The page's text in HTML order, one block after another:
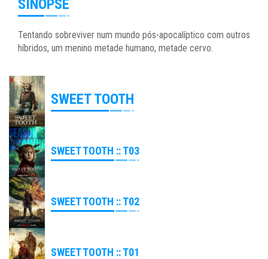
SINOPSE
Tentando sobreviver num mundo pós-apocalíptico com outros
híbridos, um menino metade humano, metade cervo.
SWEET TOOTH
SWEET TOOTH :: T03
SWEET TOOTH :: T02
SWEET TOOTH :: T01